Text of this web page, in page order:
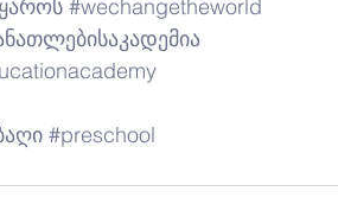
#wechangetheworld
#preschool